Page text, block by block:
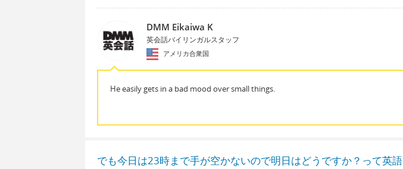
DMM Eikaiwa K
英会話バイリンガルスタッフ
アメリカ合衆国
He easily gets in a bad mood over small things.
でも今日は23時まで手が空かないので明日はどうですか？って英語